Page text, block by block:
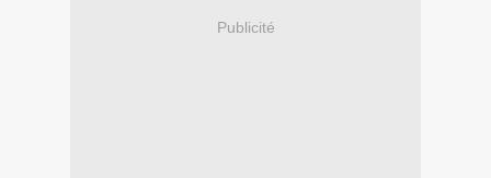
Publicité